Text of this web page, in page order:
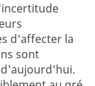
d'affecter la
sont